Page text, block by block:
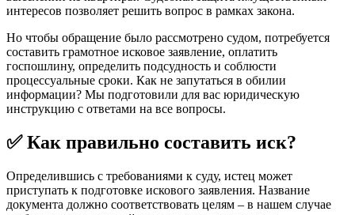
интересов позволяет решить вопрос в рамках закона.
Но чтобы обращение было рассмотрено судом, потребуется
составить грамотное исковое заявление, оплатить
госпошлину, определить подсудность и соблюсти
процессуальные сроки. Как не запутаться в обилии
информации? Мы подготовили для вас юридическую
инструкцию с ответами на все вопросы.
✅ Как правильно составить иск?
Определившись с требованиями к суду, истец может
приступать к подготовке искового заявления. Название
документа должно соответствовать целям – в нашем случае